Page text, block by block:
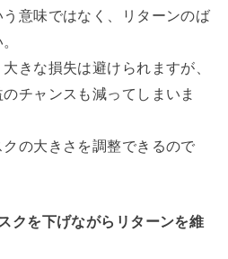
意味ではなく、リターンのば
きな損失は避けられますが、
チャンスも減ってしまいま
の大きさを調整できるので
クを下げながらリターンを維